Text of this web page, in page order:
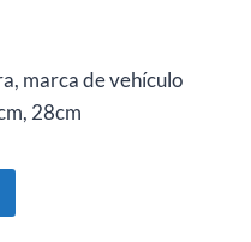
marca de vehículo
28cm